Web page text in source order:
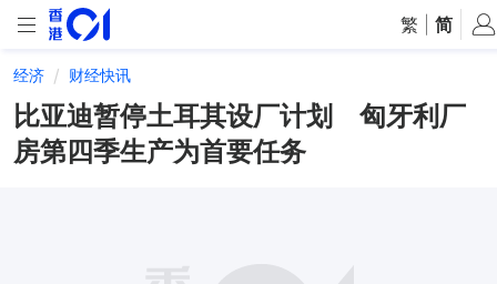
繁 简
经济 财经快讯
比亚迪暂停土耳其设厂计划 匈牙利厂
房第四季生产为首要任务